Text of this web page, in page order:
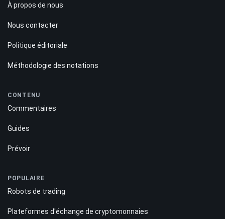
À propos de nous
Nous contacter
Politique éditoriale
Méthodologie des notations
CONTENU
Commentaires
Guides
Prévoir
POPULAIRE
Robots de trading
Plateformes d'échange de cryptomonnaies